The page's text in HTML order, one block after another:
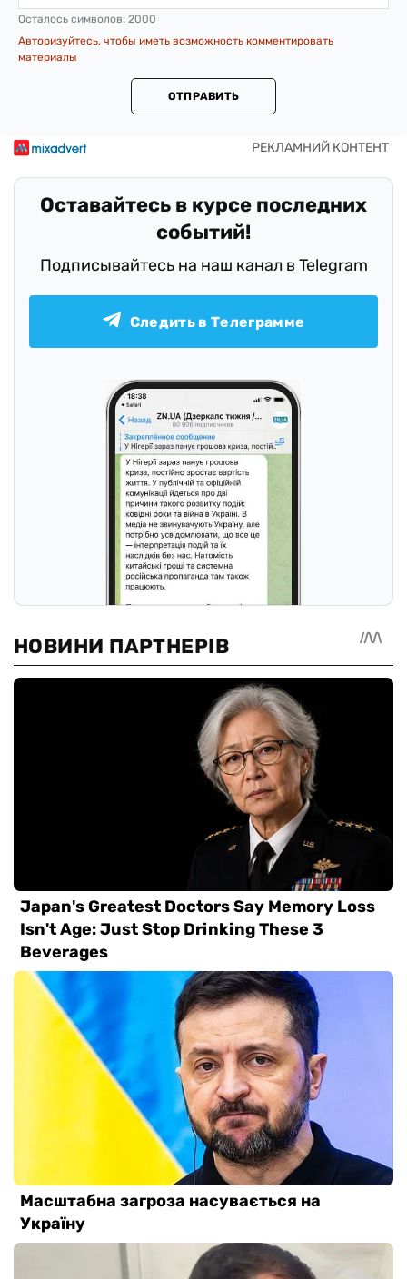
Осталось символов: 2000
Авторизуйтесь, чтобы иметь возможность комментировать
материалы
ОТПРАВИТЬ
Оставайтесь в курсе последних
событий!
Подписывайтесь на наш канал в Telegram
Следить в Телеграмме